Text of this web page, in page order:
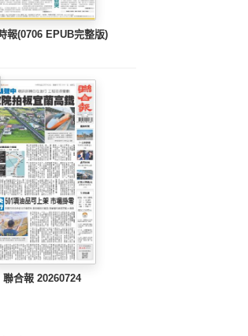
報(0706 EPUB完整版)
聯合報 20260724